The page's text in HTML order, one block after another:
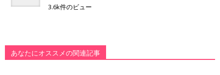
3.6k件のビュー
あなたにオススメの関連記事